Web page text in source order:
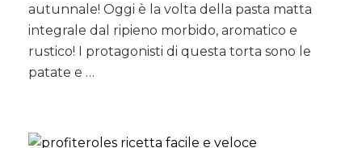
patate
autunnale! Oggi è la volta della pasta matta
integrale dal ripieno morbido, aromatico e
rustico! I protagonisti di questa torta sono le
patate e …